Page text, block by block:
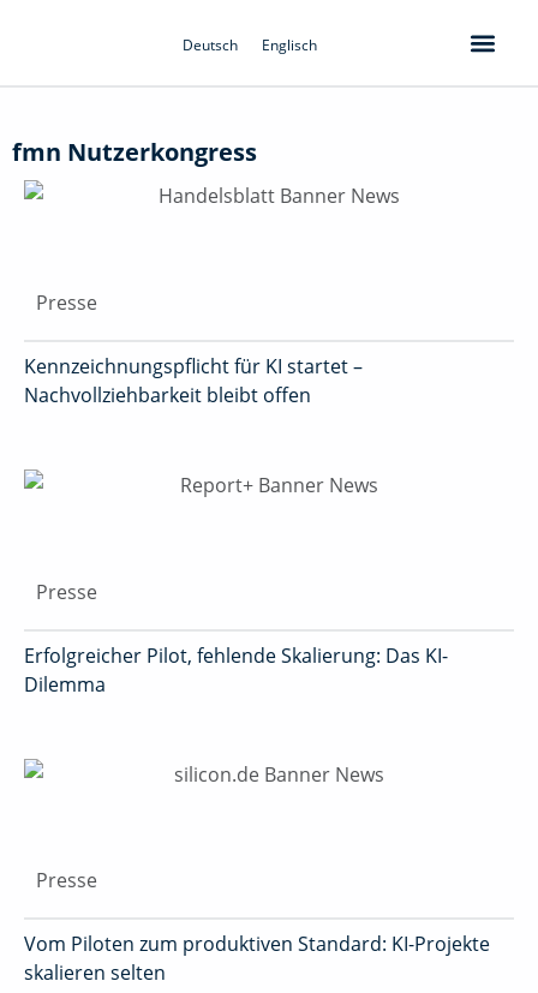
Deutsch Englisch
fmn Nutzerkongress
Presse
Kennzeichnungspflicht für KI startet –
Nachvollziehbarkeit bleibt offen
Presse
Erfolgreicher Pilot, fehlende Skalierung: Das KI-
Dilemma
Presse
Vom Piloten zum produktiven Standard: KI-Projekte
skalieren selten